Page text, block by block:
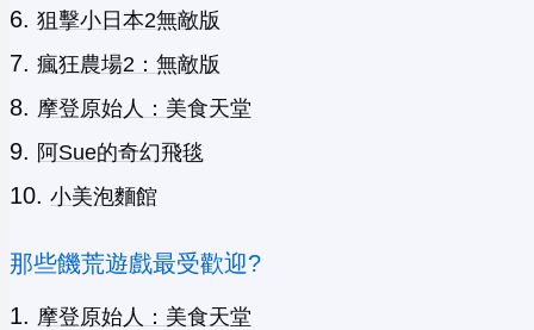
狙擊小日本2無敵版
瘋狂農場2：無敵版
摩登原始人：美食天堂
阿Sue的奇幻飛毯
小美泡麵館
那些饑荒遊戲最受歡迎?
摩登原始人：美食天堂